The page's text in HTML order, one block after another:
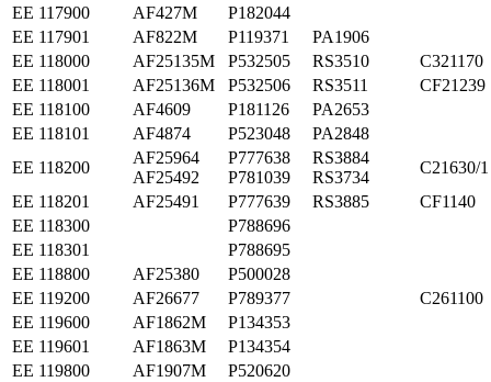
ЕЕ 117900
AF427M
P182044
ЕЕ 117901
AF822M P119371
PA1906
ЕЕ 118000
AF25135M P532505 RS3510
C321170
ЕЕ 118001
AF25136M P532506 RS3511
CF21239
ЕЕ 118100
AF4609 P181126
PA2653
ЕЕ 118101
AF4874 P523048
PA2848
ЕЕ 118200
AF25964
AF25492
P777638
P781039
RS3884
RS3734
C21630/1
ЕЕ 118201
AF25491 P777639 RS3885
CF1140
ЕЕ 118300
P788696
ЕЕ 118301
P788695
ЕЕ 118800
AF25380
P500028
ЕЕ 119200
AF26677 P789377
C261100
ЕЕ 119600
AF1862M
P134353
ЕЕ 119601
AF1863M
P134354
ЕЕ 119800
AF1907M
P520620